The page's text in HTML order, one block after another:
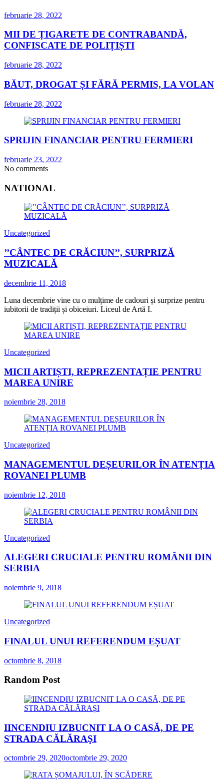
februarie 28, 2022
MII DE ȚIGARETE DE CONTRABANDĂ,
CONFISCATE DE POLIȚIȘTI
februarie 28, 2022
BĂUT, DROGAT ȘI FĂRĂ PERMIS, LA VOLAN
februarie 28, 2022
SPRIJIN FINANCIAR PENTRU FERMIERI
februarie 23, 2022
No comments
NATIONAL
Uncategorized
’’CÂNTEC DE CRĂCIUN’’, SURPRIZĂ
MUZICALĂ
decembrie 11, 2018
Luna decembrie vine cu o mulțime de cadouri și surprize pentru
iubitorii de tradiții și obiceiuri. Liceul de Artă I.
Uncategorized
MICII ARTIȘTI, REPREZENTAȚIE PENTRU
MAREA UNIRE
noiembrie 28, 2018
Uncategorized
MANAGEMENTUL DEȘEURILOR ÎN ATENȚIA
ROVANEI PLUMB
noiembrie 12, 2018
Uncategorized
ALEGERI CRUCIALE PENTRU ROMÂNII DIN
SERBIA
noiembrie 9, 2018
Uncategorized
FINALUL UNUI REFERENDUM EȘUAT
octombrie 8, 2018
Random Post
IINCENDIU IZBUCNIT LA O CASĂ, DE PE
STRADA CĂLĂRAŞI
octombrie 29, 2020octombrie 29, 2020